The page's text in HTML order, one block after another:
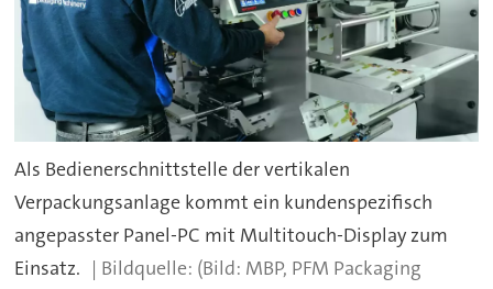
Als Bedienerschnittstelle der vertikalen
Verpackungsanlage kommt ein kundenspezifisch
angepasster Panel-PC mit Multitouch-Display zum
Einsatz.
(Bild: MBP, PFM Packaging